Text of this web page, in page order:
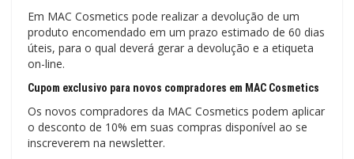
Em MAC Cosmetics pode realizar a devolução de um
produto encomendado em um prazo estimado de 60 dias
úteis, para o qual deverá gerar a devolução e a etiqueta
on-line.
Cupom exclusivo para novos compradores em MAC Cosmetics
Os novos compradores da MAC Cosmetics podem aplicar
o desconto de 10% em suas compras disponível ao se
inscreverem na newsletter.